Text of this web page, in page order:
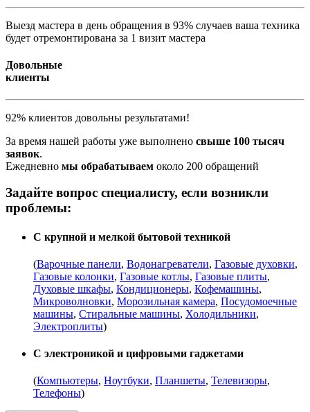
Выезд мастера в день обращения в 93% случаев ваша техника
будет отремонтирована за 1 визит мастера
Довольные
клиенты
92% клиентов довольны результатами!
За время нашей работы уже выполнено свыше 100 тысяч
заявок.
Ежедневно мы обрабатываем около 200 обращений
Задайте вопрос специалисту, если возникли
проблемы:
С крупной и мелкой бытовой техникой
(Варочные панели, Водонагреватели, Газовые духовки,
Газовые колонки, Газовые котлы, Газовые плиты,
Духовые шкафы, Кондиционеры, Кофемашины,
Микроволновки, Морозильная камера, Посудомоечные
машины, Стиральные машины, Холодильники,
Электроплиты)
С электроникой и цифровыми гаджетами
(Компьютеры, Ноутбуки, Планшеты, Телевизоры,
Телефоны)